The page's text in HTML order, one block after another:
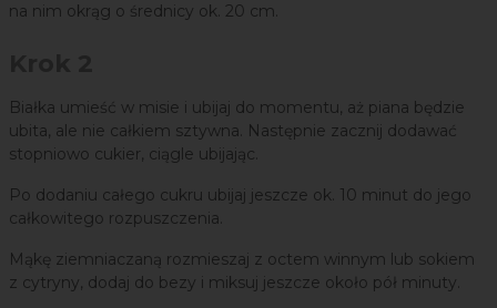
na nim okrąg o średnicy ok. 20 cm.
Białka umieść w misie i ubijaj do momentu, aż piana będzie
ubita, ale nie całkiem sztywna. Następnie zacznij dodawać
stopniowo cukier, ciągle ubijając.
Po dodaniu całego cukru ubijaj jeszcze ok. 10 minut do jego
całkowitego rozpuszczenia.
Mąkę ziemniaczaną rozmieszaj z octem winnym lub sokiem
z cytryny, dodaj do bezy i miksuj jeszcze około pół minuty.